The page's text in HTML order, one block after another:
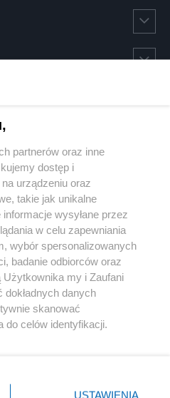
Instagram Youtube
partnerów oraz inne
dostęp i
urządzeniu oraz
takie jak unikalne
wysyłane przez
w celu zapewniania
wybór spersonalizowanych
badanie odbiorców oraz
Użytkownika my i Zaufani
danych
skanować
celów identyfikacji.
ustawień prywatności
USTAWIENIA